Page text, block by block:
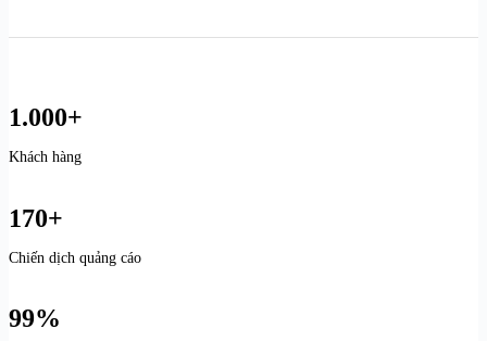
1.000+
Khách hàng
170+
Chiến dịch quảng cáo
99%